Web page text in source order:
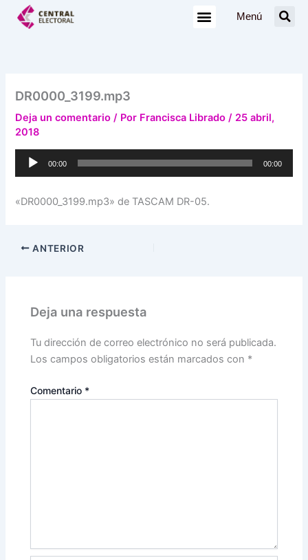
Menú
DR0000_3199.mp3
Deja un comentario / Por Francisca Librado/ 25 abril,
2018
Reproductor
00:00 00:00
«DR0000_3199.mp3» de TASCAM DR-05.
ANTERIOR
Deja una respuesta
Tu dirección de correo electrónico no será publicada.
Los campos obligatorios están marcados con *
Comentario *